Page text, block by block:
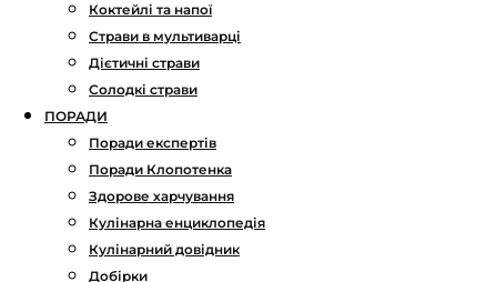
Коктейлі та напої
Страви в мультиварці
Дієтичні страви
Солодкі страви
ПОРАДИ
Поради експертів
Поради Клопотенка
Здорове харчування
Кулінарна енциклопедія
Кулінарний довідник
Добірки